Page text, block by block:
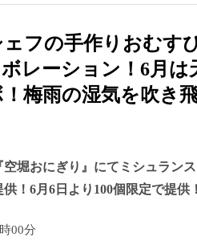
フの手作りおむす
レーション！6月は
梅雨の湿気を吹き
堀おにぎり』にてミシュラン
！6月6日より100個限定で提供！
00分